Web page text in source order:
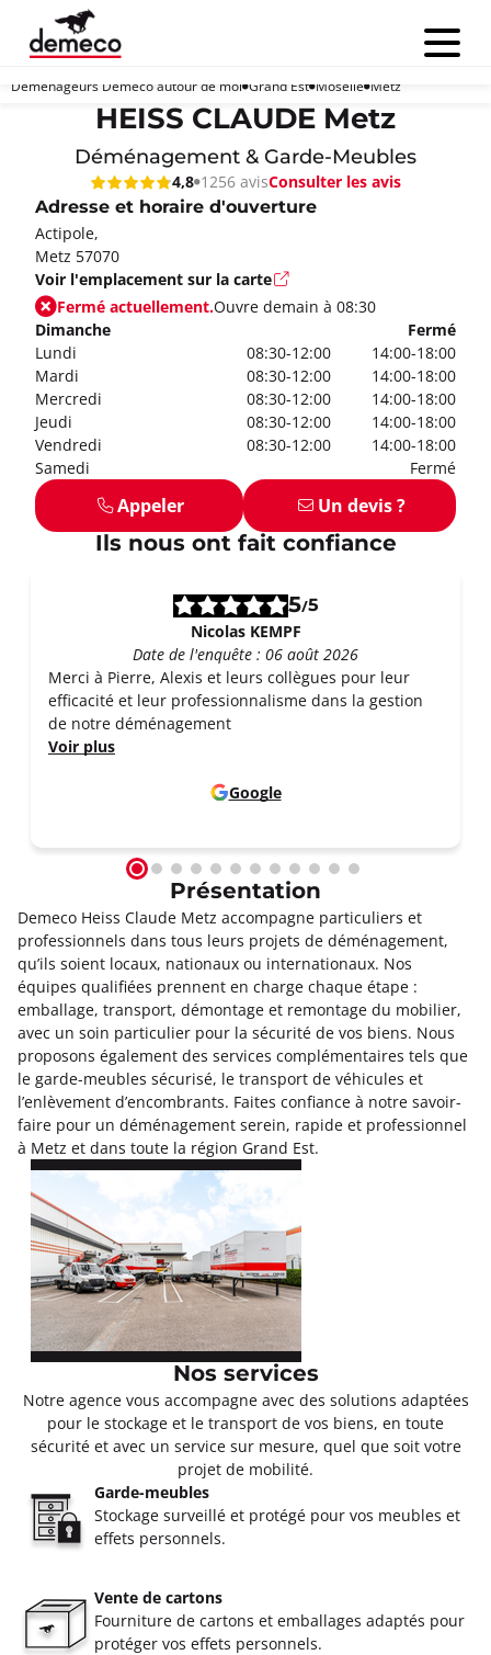
Menu
Déménageurs Demeco autour de moi Grand Est Moselle Metz
HEISS CLAUDE Metz
Déménagement & Garde-Meubles
4,8 1256 avisConsulter les avis
Adresse et horaire d'ouverture
Actipole,
Metz 57070
Voir l'emplacement sur la carte
Fermé actuellement.Ouvre demain à 08:30
Dimanche
Fermé
Lundi
08:30-12:00
14:00-18:00
Mardi
08:30-12:00
14:00-18:00
Mercredi
08:30-12:00
14:00-18:00
Jeudi
08:30-12:00
14:00-18:00
Vendredi
08:30-12:00
14:00-18:00
Samedi
Fermé
Appeler Un devis ?
Ils nous ont fait confiance
5/5
Nicolas KEMPF
Date de l'enquête : 06 août 2026
Merci à Pierre, Alexis et leurs collègues pour leur
efficacité et leur professionnalisme dans la gestion
de notre déménagement
Voir plus
Google
Présentation
Demeco Heiss Claude Metz accompagne particuliers et
professionnels dans tous leurs projets de déménagement,
qu’ils soient locaux, nationaux ou internationaux. Nos
équipes qualifiées prennent en charge chaque étape :
emballage, transport, démontage et remontage du mobilier,
avec un soin particulier pour la sécurité de vos biens. Nous
proposons également des services complémentaires tels que
le garde-meubles sécurisé, le transport de véhicules et
l’enlèvement d’encombrants. Faites confiance à notre savoir-
faire pour un déménagement serein, rapide et professionnel
à Metz et dans toute la région Grand Est.
Nos services
Notre agence vous accompagne avec des solutions adaptées
pour le stockage et le transport de vos biens, en toute
sécurité et avec un service sur mesure, quel que soit votre
projet de mobilité.
Garde-meubles
Stockage surveillé et protégé pour vos meubles et
effets personnels.
Vente de cartons
Fourniture de cartons et emballages adaptés pour
protéger vos effets personnels.